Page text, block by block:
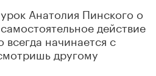
Анатолия Пинского о
действие
начинается с
другому